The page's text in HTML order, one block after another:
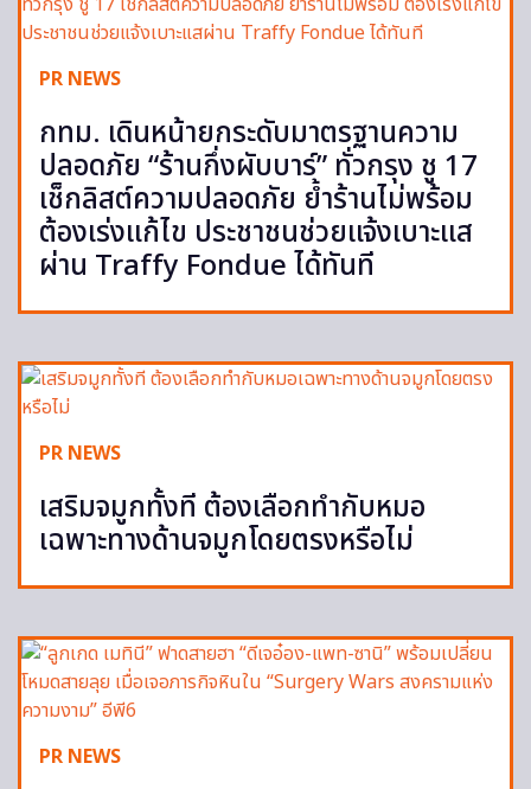
PR NEWS
กทม. เดินหน้ายกระดับมาตรฐานความ
ปลอดภัย “ร้านกึ่งผับบาร์” ทั่วกรุง ชู 17
เช็กลิสต์ความปลอดภัย ย้ำร้านไม่พร้อม
ต้องเร่งแก้ไข ประชาชนช่วยแจ้งเบาะแส
ผ่าน Traffy Fondue ได้ทันที
PR NEWS
เสริมจมูกทั้งที ต้องเลือกทำกับหมอ
เฉพาะทางด้านจมูกโดยตรงหรือไม่
PR NEWS